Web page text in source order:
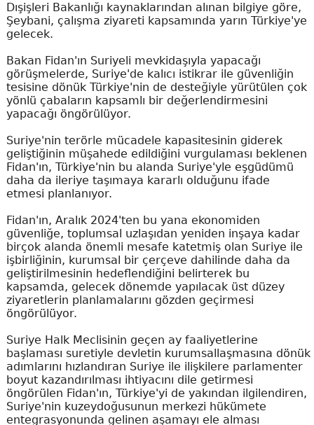
Dışişleri Bakanlığı kaynaklarından alınan bilgiye göre,
Şeybani, çalışma ziyareti kapsamında yarın Türkiye'ye
gelecek.
Bakan Fidan'ın Suriyeli mevkidaşıyla yapacağı
görüşmelerde, Suriye'de kalıcı istikrar ile güvenliğin
tesisine dönük Türkiye'nin de desteğiyle yürütülen çok
yönlü çabaların kapsamlı bir değerlendirmesini
yapacağı öngörülüyor.
Suriye'nin terörle mücadele kapasitesinin giderek
geliştiğinin müşahede edildiğini vurgulaması beklenen
Fidan'ın, Türkiye'nin bu alanda Suriye'yle eşgüdümü
daha da ileriye taşımaya kararlı olduğunu ifade
etmesi planlanıyor.
Fidan'ın, Aralık 2024'ten bu yana ekonomiden
güvenliğe, toplumsal uzlaşıdan yeniden inşaya kadar
birçok alanda önemli mesafe katetmiş olan Suriye ile
işbirliğinin, kurumsal bir çerçeve dahilinde daha da
geliştirilmesinin hedeflendiğini belirterek bu
kapsamda, gelecek dönemde yapılacak üst düzey
ziyaretlerin planlamalarını gözden geçirmesi
öngörülüyor.
Suriye Halk Meclisinin geçen ay faaliyetlerine
başlaması suretiyle devletin kurumsallaşmasına dönük
adımlarını hızlandıran Suriye ile ilişkilere parlamenter
boyut kazandırılması ihtiyacını dile getirmesi
öngörülen Fidan'ın, Türkiye'yi de yakından ilgilendiren,
Suriye'nin kuzeydoğusunun merkezi hükümete
entegrasyonunda gelinen aşamayı ele alması